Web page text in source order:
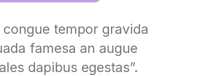
tempor gravida
famesa an augue
dapibus egestas”.